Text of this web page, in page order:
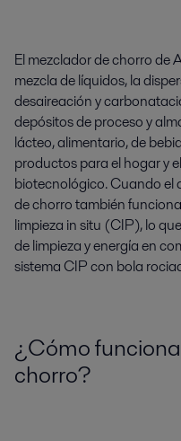
El mezclador de chorro de
mezcla de líquidos, la
desaireación y
depósitos de proceso y
lácteo, alimentario, de
productos para el hogar y
biotecnológico. Cuando el
de chorro también
limpieza in situ (CIP), lo
de limpieza y energía en
sistema CIP con bola
¿Cómo
chorro?